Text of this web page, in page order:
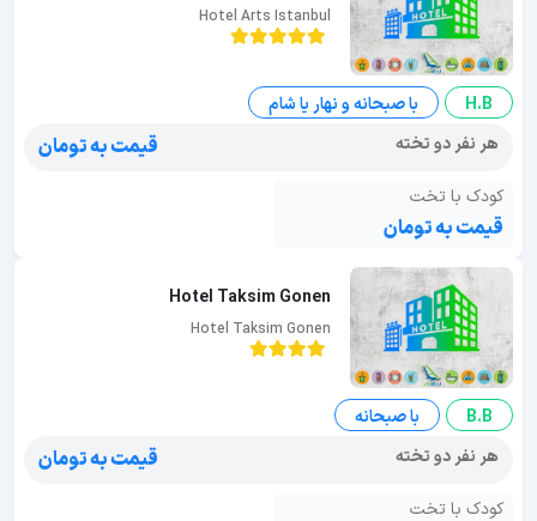
Hotel Arts Istanbul
H.B
با صبحانه و نهار یا شام
هر نفر دو تخته
قیمت به تومان
کودک با تخت
قیمت به تومان
Hotel Taksim Gonen
Hotel Taksim Gonen
B.B
با صبحانه
هر نفر دو تخته
قیمت به تومان
کودک با تخت